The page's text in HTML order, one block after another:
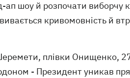
ап шоу й розпочати
кривомовність й
плівки Онищенко,
- Президент уникав